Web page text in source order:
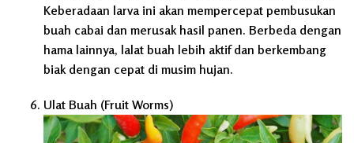
Keberadaan larva ini akan mempercepat pembusukan
buah cabai dan merusak hasil panen. Berbeda dengan
hama lainnya, lalat buah lebih aktif dan berkembang
biak dengan cepat di musim hujan.
Ulat Buah (Fruit Worms)